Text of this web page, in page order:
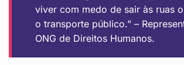
viver com medo de sair às ruas
o transporte público.” –
ONG de Direitos Humanos.